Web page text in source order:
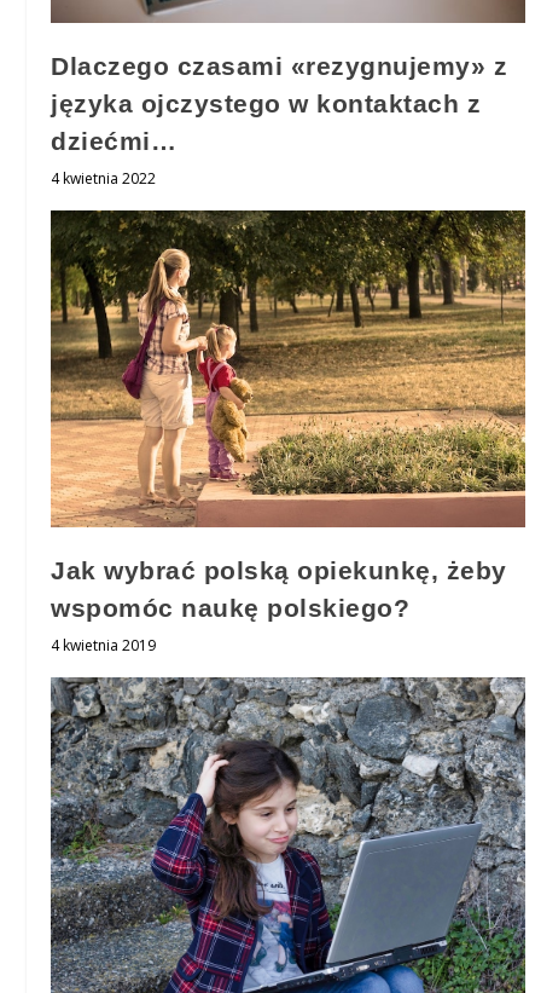
Dlaczego czasami «rezygnujemy» z
języka ojczystego w kontaktach z
dziećmi…
4 kwietnia 2022
Jak wybrać polską opiekunkę, żeby
wspomóc naukę polskiego?
4 kwietnia 2019